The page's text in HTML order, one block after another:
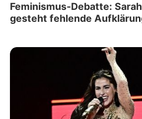
Feminismus-Debatte:
gesteht fehlende